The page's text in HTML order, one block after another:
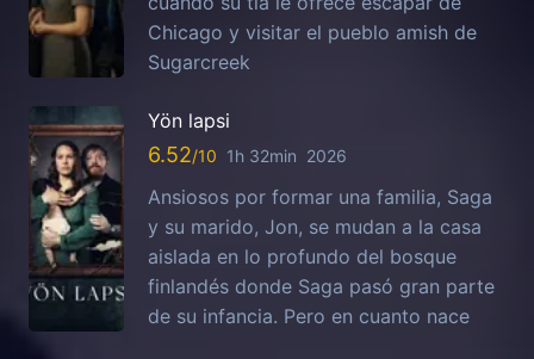
Chicago y visitar el pueblo amish de
Sugarcreek
Yön lapsi
6.52 1h 32min 2026
Ansiosos por formar una familia, Saga
y su marido, Jon, se mudan a la casa
aislada en lo profundo del bosque
finlandés donde Saga pasó gran parte
de su infancia. Pero en cuanto nace